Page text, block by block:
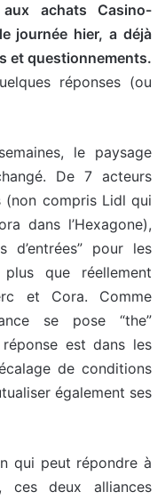
aux achats Casino-
journée hier, a déjà
et questionnements.
réponses (ou
le paysage
De 7 acteurs
(non compris Lidl qui
dans l’Hexagone),
pour les
que réellement
et Cora. Comme
se pose “the”
est dans les
de conditions
également ses
qui peut répondre à
ces deux alliances